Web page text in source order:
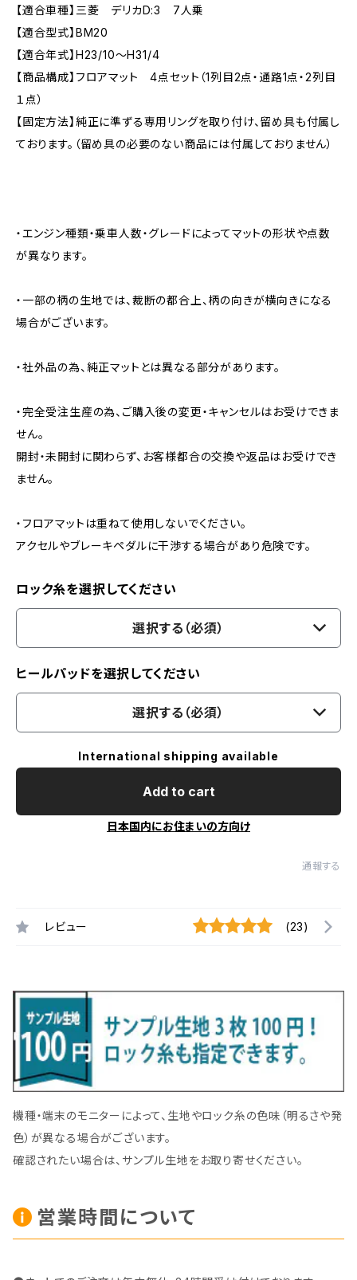
【適合車種】三菱 デリカD:3 7人乗
【適合型式】BM20
【適合年式】H23/10〜H31/4
【商品構成】フロアマット 4点セット（1列目2点・通路1点・2列目
１点）
【固定方法】純正に準ずる専用リングを取り付け、留め具も付属し
ております。（留め具の必要のない商品には付属しておりません）
・エンジン種類・乗車人数・グレードによってマットの形状や点数
が異なります。
・一部の柄の生地では、裁断の都合上、柄の向きが横向きになる
場合がございます。
・社外品の為、純正マットとは異なる部分があります。
・完全受注生産の為、ご購入後の変更・キャンセルはお受けできま
せん。
開封・未開封に関わらず、お客様都合の交換や返品はお受けでき
ません。
・フロアマットは重ねて使用しないでください。
アクセルやブレーキペダルに干渉する場合があり危険です。
ロック糸を選択してください
選択する（必須）
ヒールパッドを選択してください
選択する（必須）
International shipping available
Add to cart
日本国内にお住まいの方向け
通報する
レビュー (23)
機種・端末のモニターによって、生地やロック糸の色味（明るさや発
色）が異なる場合がございます。
確認されたい場合は、サンプル生地をお取り寄せください。
営業時間について